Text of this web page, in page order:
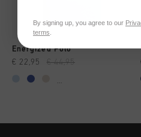
Energized Polo
€ 22,95 € 44,95
...
By signing up, you agree to our
terms